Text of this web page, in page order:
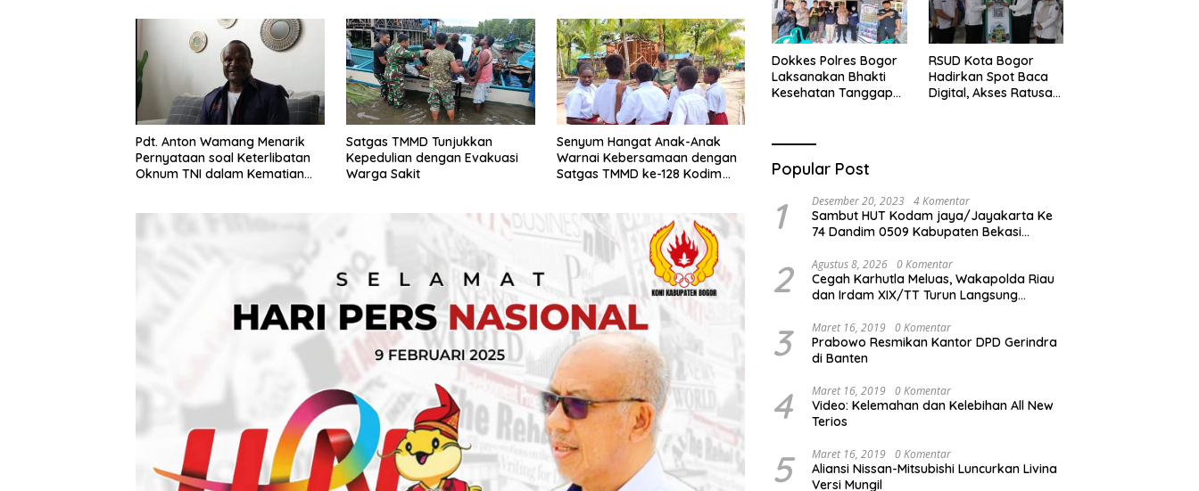
Pdt. Anton Wamang Menarik
Pernyataan soal Keterlibatan
Oknum TNI dalam Kematian
Satgas TMMD Tunjukkan
Kepedulian dengan Evakuasi
Warga Sakit
Senyum Hangat Anak-Anak
Warnai Kebersamaan dengan
Satgas TMMD ke-128 Kodim
Dokkes Polres Bogor
Laksanakan Bhakti
Kesehatan Tanggap
RSUD Kota Bogor
Hadirkan Spot Baca
Digital, Akses Ratusan
Popular Post
1 Desember 20, 2023 4 Komentar
Sambut HUT Kodam jaya/Jayakarta Ke
74 Dandim 0509 Kabupaten Bekasi
Yatim-Piatu
2 Agustus 8, 2026 0 Komentar
Cegah Karhutla Meluas, Wakapolda Riau
dan Irdam XIX/TT Turun Langsung
3 Maret 16, 2019 0 Komentar
Prabowo Resmikan Kantor DPD Gerindra
di Banten
4 Maret 16, 2019 0 Komentar
Video: Kelemahan dan Kelebihan All New
Terios
5 Maret 16, 2019 0 Komentar
Aliansi Nissan-Mitsubishi Luncurkan Livina
Versi Mungil